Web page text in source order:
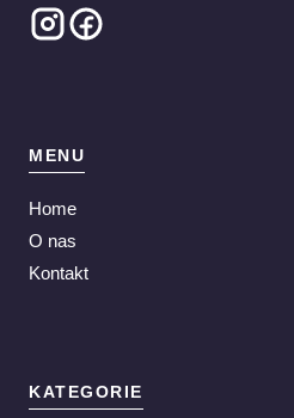
MENU
Home
O nas
Kontakt
KATEGORIE